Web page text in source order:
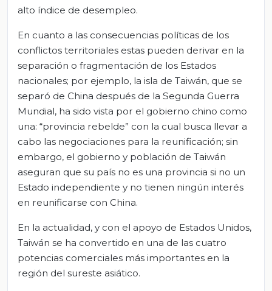
alto índice de desempleo.
En cuanto a las consecuencias políticas de los
conflictos territoriales estas pueden derivar en la
separación o fragmentación de los Estados
nacionales; por ejemplo, la isla de Taiwán, que se
separó de China después de la Segunda Guerra
Mundial, ha sido vista por el gobierno chino como
una: “provincia rebelde” con la cual busca llevar a
cabo las negociaciones para la reunificación; sin
embargo, el gobierno y población de Taiwán
aseguran que su país no es una provincia si no un
Estado independiente y no tienen ningún interés
en reunificarse con China.
En la actualidad, y con el apoyo de Estados Unidos,
Taiwán se ha convertido en una de las cuatro
potencias comerciales más importantes en la
región del sureste asiático.